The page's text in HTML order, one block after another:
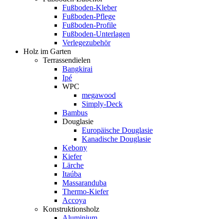
Fußboden-Kleber
Fußboden-Pflege
Fußboden-Profile
Fußboden-Unterlagen
Verlegezubehör
Holz im Garten
Terrassendielen
Bangkirai
Ipé
WPC
megawood
Simply-Deck
Bambus
Douglasie
Europäische Douglasie
Kanadische Douglasie
Kebony
Kiefer
Lärche
Itaúba
Massaranduba
Thermo-Kiefer
Accoya
Konstruktionsholz